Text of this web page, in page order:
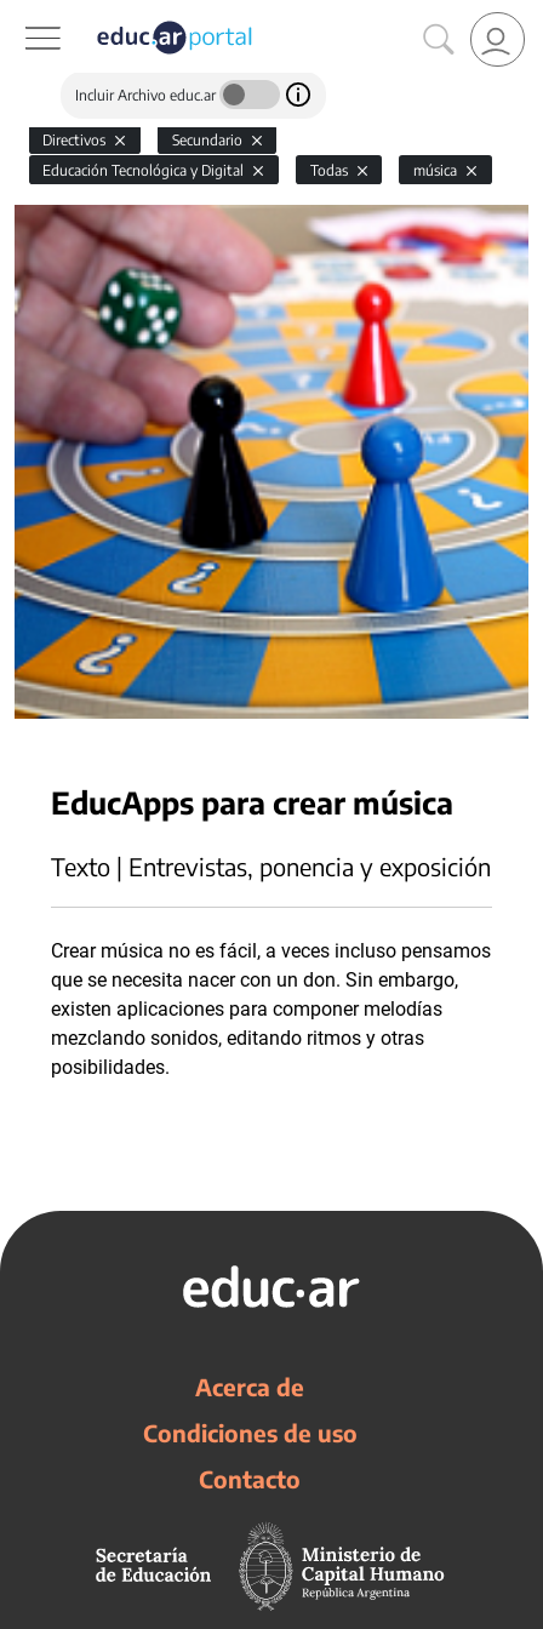
Incluir Archivo educ.ar
Directivos
Secundario
Educación Tecnológica y Digital
Todas música
EducApps para crear música
Texto | Entrevistas, ponencia y exposición
Crear música no es fácil, a veces incluso pensamos
que se necesita nacer con un don. Sin embargo,
existen aplicaciones para componer melodías
mezclando sonidos, editando ritmos y otras
posibilidades.
Acerca de
Condiciones de uso
Contacto